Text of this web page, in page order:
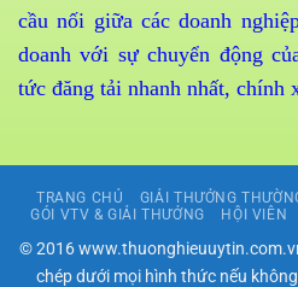
cầu nối giữa các doanh
doanh với sự chuyển động
tức đăng tải nhanh nhất, chính
TRANG CHỦ GIẢI THƯỞNG
GÓI VTV & GIẢI THƯỞNG
HỘI VIÊN
© 2016
chép dưới mọi hình thức nếu